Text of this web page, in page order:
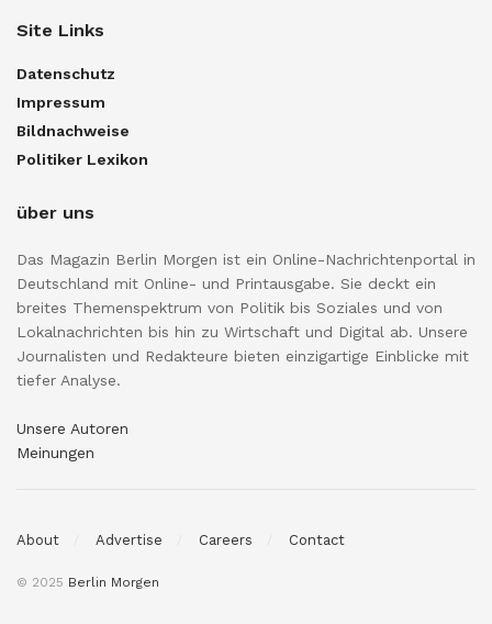
Site Links
Datenschutz
Impressum
Bildnachweise
Politiker Lexikon
über uns
Das Magazin Berlin Morgen ist ein Online-Nachrichtenportal in
Deutschland mit Online- und Printausgabe. Sie deckt ein
breites Themenspektrum von Politik bis Soziales und von
Lokalnachrichten bis hin zu Wirtschaft und Digital ab. Unsere
Journalisten und Redakteure bieten einzigartige Einblicke mit
tiefer Analyse.
Unsere Autoren
Meinungen
About Advertise Careers Contact
© 2025 Berlin Morgen